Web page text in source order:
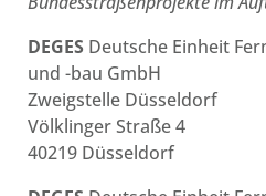
DEGES Deutsche Einheit
und -bau GmbH
Zweigstelle Düsseldorf
Völklinger Straße 4
40219 Düsseldorf